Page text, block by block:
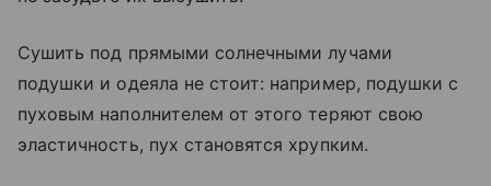
Сушить под прямыми солнечными лучами
подушки и одеяла не стоит: например, подушки с
пуховым наполнителем от этого теряют свою
эластичность, пух становятся хрупким.